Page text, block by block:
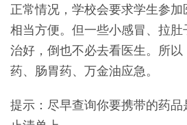
正常情况，学校会要求学生参
相当方便。但一些小感冒、拉
治好，倒也不必去看医生。所
药、肠胃药、万金油应急。
提示：尽早查询你要携带的药